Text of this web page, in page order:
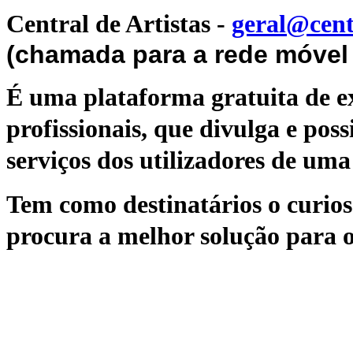
Central de Artistas -
(chamada para a rede
É uma plataforma gratuita de
profissionais, que divulga e
serviços dos utilizadores de
Tem como destinatários o
procura a melhor solução para